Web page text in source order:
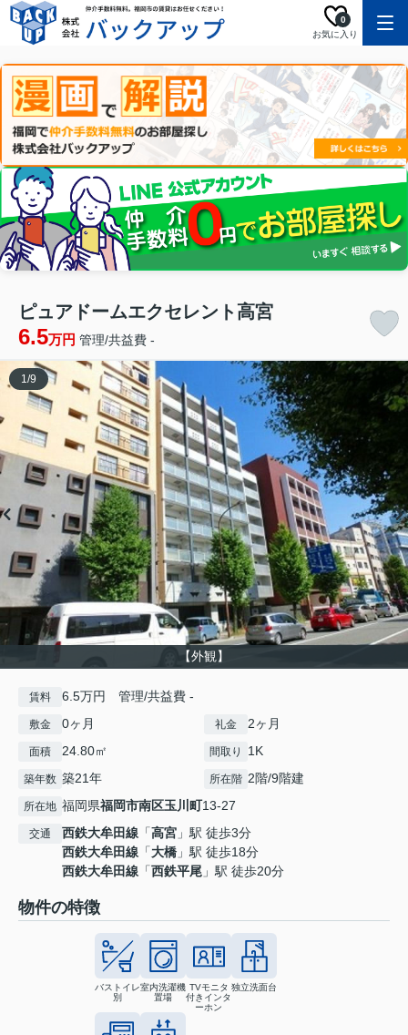
お気に入り
0
ピュアドームエクセレント高宮
6.5万円 管理/共益費 -
【外観】
1/9
賃料 6.5万円 管理/共益費 -
敷金 0ヶ月 礼金 2ヶ月
面積 24.80㎡ 間取り 1K
築年数 築21年 所在階 2階/9階建
所在地 福岡県福岡市南区玉川町13-27
交通 西鉄大牟田線 「高宮 」駅 徒歩3分
西鉄大牟田線 「大橋 」駅 徒歩18分
西鉄大牟田線 「西鉄平尾 」駅 徒歩20分
物件の特徴
バストイレ
別
室内洗濯機
置場
TVモニタ
付きインタ
ーホン
独立洗面台